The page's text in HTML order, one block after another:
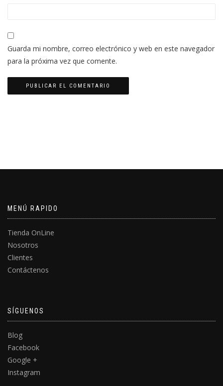
Guarda mi nombre, correo electrónico y web en este navegador
para la próxima vez que comente.
MENÚ RAPIDO
Tienda OnLine
Nosotros
Clientes
Contáctenos
SÍGUENOS
Blog
Facebook
Google +
Instagram